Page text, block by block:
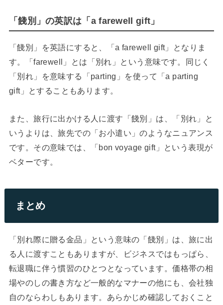
「餞別」の英訳は「a farewell gift」
「餞別」を英語にすると、「a farewell gift」となりま
す。「farewell」とは「別れ」という意味です。同じく
「別れ」を意味する「parting」を使って「a parting
gift」とすることもあります。
また、旅行に出かける人に渡す「餞別」は、「別れ」と
いうよりは、旅先での「お小遣い」のようなニュアンス
です。その意味では、「bon voyage gift」という表現が
ベターです。
まとめ
「別れ際に贈る金品」という意味の「餞別」は、旅に出
る人に渡すこともありますが、ビジネスではもっぱら、
転退職に伴う慣習のひとつとなっています。価格帯の相
場やのしの書き方など一般的なマナーの他にも、会社独
自のならわしもあります。あらかじめ確認しておくこと